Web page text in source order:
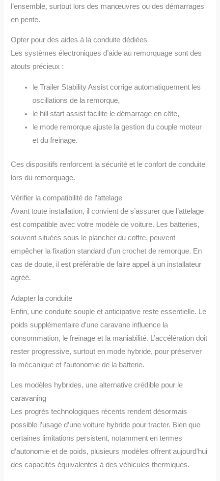
l’ensemble, surtout lors des manœuvres ou des démarrages
en pente.
Opter pour des aides à la conduite dédiées
Les systèmes électroniques d’aide au remorquage sont des
atouts précieux :
le Trailer Stability Assist corrige automatiquement les
oscillations de la remorque,
le hill start assist facilite le démarrage en côte,
le mode remorque ajuste la gestion du couple moteur
et du freinage.
Ces dispositifs renforcent la sécurité et le confort de conduite
lors du remorquage.
Vérifier la compatibilité de l’attelage
Avant toute installation, il convient de s’assurer que l’attelage
est compatible avec votre modèle de voiture. Les batteries,
souvent situées sous le plancher du coffre, peuvent
empêcher la fixation standard d’un crochet de remorque. En
cas de doute, il est préférable de faire appel à un installateur
agréé.
Adapter la conduite
Enfin, une conduite souple et anticipative reste essentielle. Le
poids supplémentaire d’une caravane influence la
consommation, le freinage et la maniabilité. L’accélération doit
rester progressive, surtout en mode hybride, pour préserver
la mécanique et l’autonomie de la batterie.
Les modèles hybrides, une alternative crédible pour le
caravaning
Les progrès technologiques récents rendent désormais
possible l’usage d’une voiture hybride pour tracter. Bien que
certaines limitations persistent, notamment en termes
d’autonomie et de poids, plusieurs modèles offrent aujourd’hui
des capacités équivalentes à des véhicules thermiques.